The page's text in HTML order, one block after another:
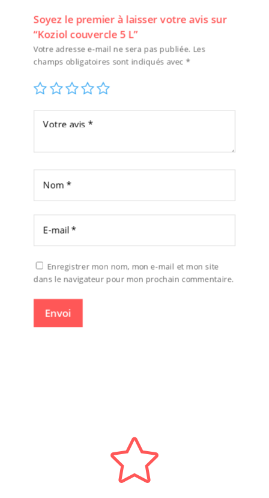
Soyez le premier à laisser votre avis sur
“Koziol couvercle 5 L”
Votre adresse e-mail ne sera pas publiée. Les
champs obligatoires sont indiqués avec *
Enregistrer mon nom, mon e-mail et mon site
dans le navigateur pour mon prochain commentaire.
Envoi
